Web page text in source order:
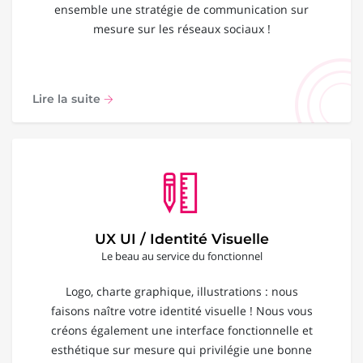
ensemble une stratégie de communication sur
mesure sur les réseaux sociaux !
Lire la suite
UX UI / Identité Visuelle
Le beau au service du fonctionnel
Logo, charte graphique, illustrations : nous
faisons naître votre identité visuelle ! Nous vous
créons également une interface fonctionnelle et
esthétique sur mesure qui privilégie une bonne